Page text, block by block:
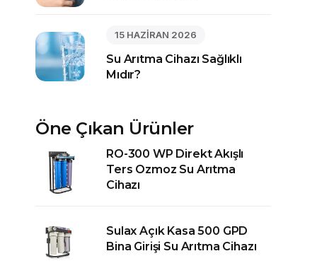
15 HAZİRAN 2026
Su Arıtma Cihazı Sağlıklı
Mıdır?
Öne Çıkan Ürünler
RO-300 WP Direkt Akışlı
Ters Ozmoz Su Arıtma
Cihazı
Sulax Açık Kasa 500 GPD
Bina Girişi Su Arıtma Cihazı